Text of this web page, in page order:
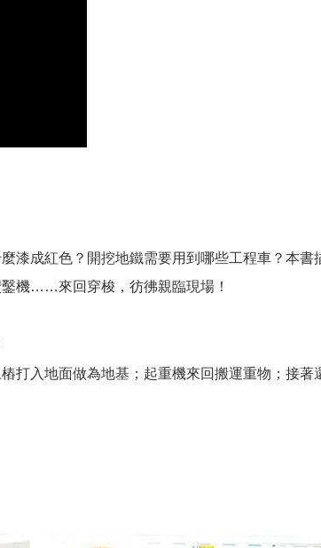
漆成紅色？開挖地鐵需要用到哪些工程車？本
機……來回穿梭，彷彿親臨現場！
打入地面做為地基；起重機來回搬運重物；接